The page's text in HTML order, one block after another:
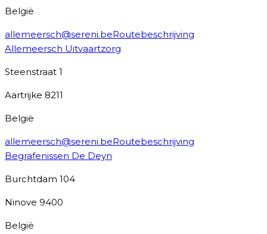
België
allemeersch@sereni.beRoutebeschrijving
Allemeersch Uitvaartzorg
Steenstraat 1
Aartrijke 8211
België
allemeersch@sereni.beRoutebeschrijving
Begrafenissen De Deyn
Burchtdam 104
Ninove 9400
België